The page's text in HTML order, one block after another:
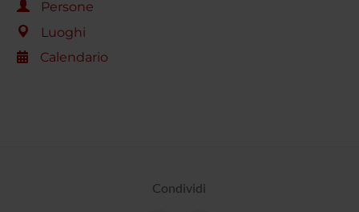
Persone
Luoghi
Calendario
Condividi